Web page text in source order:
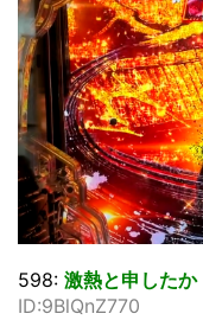
598: 激熱と申したか
ID:9BlQnZ770